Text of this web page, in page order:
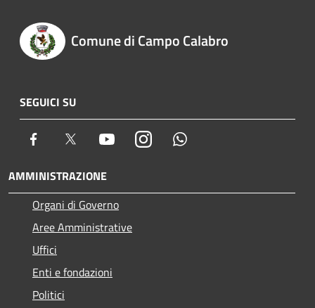
Comune di Campo Calabro
SEGUICI SU
Facebook Twitter YoutubeInstagram
AMMINISTRAZIONE
Organi di Governo
Aree Amministrative
Uffici
Enti e fondazioni
Politici